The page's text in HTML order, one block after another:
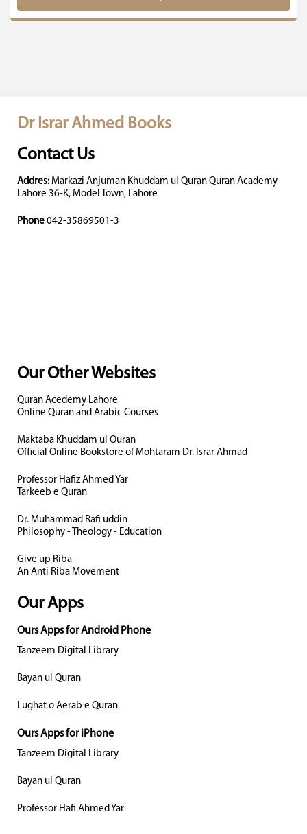
Dr Israr Ahmed Books
Contact Us
Addres: Markazi Anjuman Khuddam ul Quran Quran Academy
Lahore 36-K, Model Town, Lahore
Phone 042-35869501-3
Our Other Websites
Quran Acedemy Lahore
Online Quran and Arabic Courses
Maktaba Khuddam ul Quran
Official Online Bookstore of Mohtaram Dr. Israr Ahmad
Professor Hafiz Ahmed Yar
Tarkeeb e Quran
Dr. Muhammad Rafi uddin
Philosophy - Theology - Education
Give up Riba
An Anti Riba Movement
Our Apps
Ours Apps for Android Phone
Tanzeem Digital Library
Bayan ul Quran
Lughat o Aerab e Quran
Ours Apps for iPhone
Tanzeem Digital Library
Bayan ul Quran
Professor Hafi Ahmed Yar